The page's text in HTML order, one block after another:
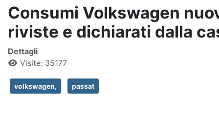
Consumi Volkswagen
riviste e dichiarati dalla
Dettagli
Visite: 35177
volkswagen, passat